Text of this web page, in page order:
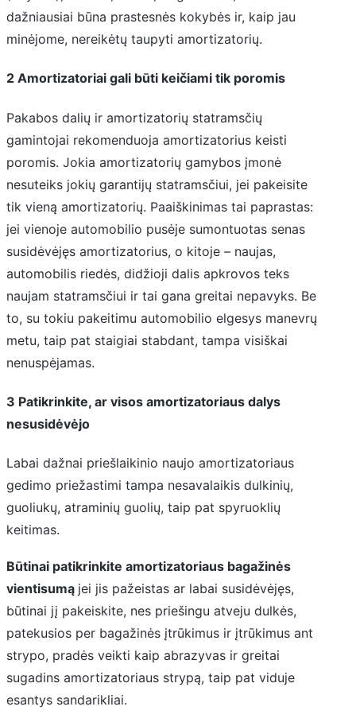
dažniausiai būna prastesnės kokybės ir, kaip jau
minėjome, nereikėtų taupyti amortizatorių.
2 Amortizatoriai gali būti keičiami tik poromis
Pakabos dalių ir amortizatorių statramsčių
gamintojai rekomenduoja amortizatorius keisti
poromis. Jokia amortizatorių gamybos įmonė
nesuteiks jokių garantijų statramsčiui, jei pakeisite
tik vieną amortizatorių. Paaiškinimas tai paprastas:
jei vienoje automobilio pusėje sumontuotas senas
susidėvėjęs amortizatorius, o kitoje – naujas,
automobilis riedės, didžioji dalis apkrovos teks
naujam statramsčiui ir tai gana greitai nepavyks. Be
to, su tokiu pakeitimu automobilio elgesys manevrų
metu, taip pat staigiai stabdant, tampa visiškai
nenuspėjamas.
3 Patikrinkite, ar visos amortizatoriaus dalys
nesusidėvėjo
Labai dažnai priešlaikinio naujo amortizatoriaus
gedimo priežastimi tampa nesavalaikis dulkinių,
guoliukų, atraminių guolių, taip pat spyruoklių
keitimas.
Būtinai patikrinkite amortizatoriaus bagažinės
vientisumą jei jis pažeistas ar labai susidėvėjęs,
būtinai jį pakeiskite, nes priešingu atveju dulkės,
patekusios per bagažinės įtrūkimus ir įtrūkimus ant
strypo, pradės veikti kaip abrazyvas ir greitai
sugadins amortizatoriaus strypą, taip pat viduje
esantys sandarikliai.